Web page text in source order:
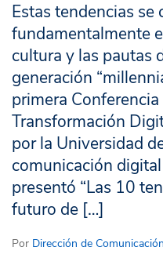
Estas tendencias se
fundamentalmente
cultura y las pautas
generación
primera
Transformación
por la Universidad
comunicación
presentó “Las 10
futuro de […]
Por Dirección de Comunicación